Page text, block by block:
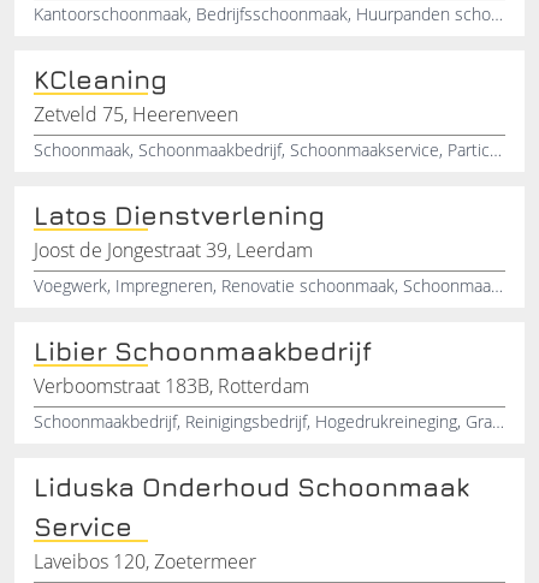
Kantoorschoonmaak, Bedrijfsschoonmaak, Huurpanden schoonmaak, Schoonmaakbedrijf, Oplevering reiniging, Schoonmaker huurwoningen, Schoonmaakbedrijf scholen, School schoonmaakwerk
KCleaning
Zetveld 75, Heerenveen
Schoonmaak, Schoonmaakbedrijf, Schoonmaakservice, Particulieren, Bedrijven, Heerenveen, Friesland
Latos Dienstverlening
Joost de Jongestraat 39, Leerdam
Voegwerk, Impregneren, Renovatie schoonmaak, Schoonmaakwerk, Houtreiniging, Schilderwerk, Bouwopruimingen
Libier Schoonmaakbedrijf
Verboomstraat 183B, Rotterdam
Schoonmaakbedrijf, Reinigingsbedrijf, Hogedrukreineging, Grafitieverwijdering, Mosverwijdering, Gevelreining, Glazenwasser, Glazenwassen, Rotterdam, Zuid-Holland
Liduska Onderhoud Schoonmaak
Service
Laveibos 120, Zoetermeer